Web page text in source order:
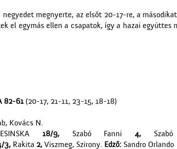
megnyerte, az elsőt 20-17-re, a
el egymás ellen a csapatok, így a hazai
82-61 (20-17, 21-11, 23-15, 18-18)
Kovács N.
18/9, Szabó Fanni 4,
3, Rakita 2, Viszmeg, Szirony. Edző: Sandro Orlando